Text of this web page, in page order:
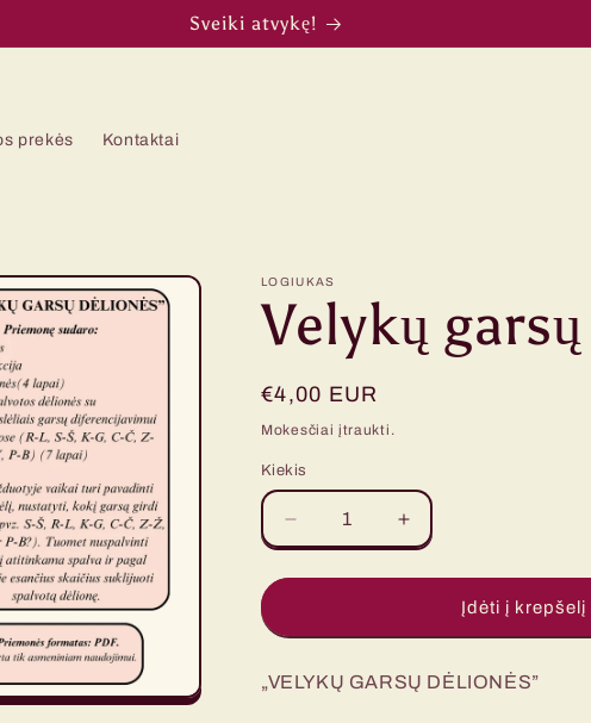
Sveiki atvykę!
prekės Kontaktai
LOGIUKAS
Velykų
Įprasta
kaina
€4,00 EUR
Mokesčiai įtraukti.
Kiekis
Kiekis
Sumažinti
Velykų
garsų
Padidinti
Velykų
garsų
dėlionėsĮdėti į krepšelį
„VELYKŲ GARSŲ DĖLIONĖS”